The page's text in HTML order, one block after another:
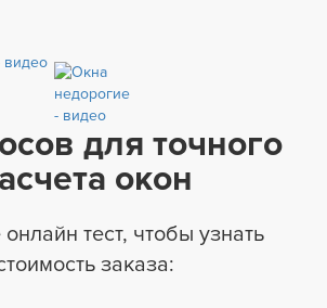
для точного
окон
тест, чтобы узнать
заказа: